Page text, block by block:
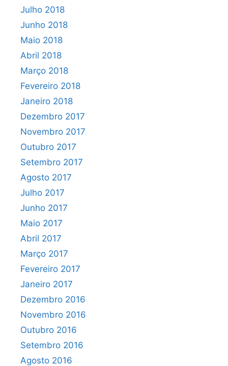
Julho 2018
Junho 2018
Maio 2018
Abril 2018
Março 2018
Fevereiro 2018
Janeiro 2018
Dezembro 2017
Novembro 2017
Outubro 2017
Setembro 2017
Agosto 2017
Julho 2017
Junho 2017
Maio 2017
Abril 2017
Março 2017
Fevereiro 2017
Janeiro 2017
Dezembro 2016
Novembro 2016
Outubro 2016
Setembro 2016
Agosto 2016